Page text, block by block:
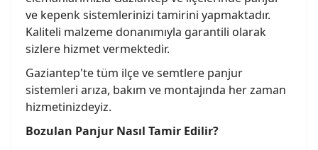
ve kepenk sistemlerinizi tamirini yapmaktadır.
Kaliteli malzeme donanımıyla garantili olarak
sizlere hizmet vermektedir.
Gaziantep'te tüm ilçe ve semtlere panjur
sistemleri arıza, bakım ve montajında her zaman
hizmetinizdeyiz.
Bozulan Panjur Nasıl Tamir Edilir?